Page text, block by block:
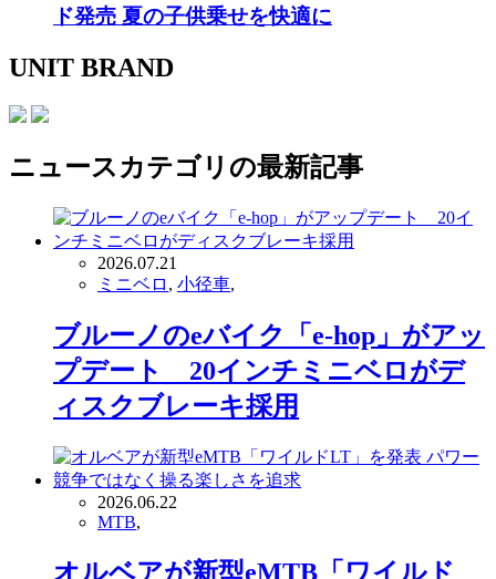
ド発売 夏の子供乗せを快適に
UNIT BRAND
ニュース カテゴリの最新記事
2026.07.21
ミニベロ , 小径車,
ブルーノのeバイク「e-hop」がアッ
プデート 20インチミニベロがデ
ィスクブレーキ採用
2026.06.22
MTB,
オルベアが新型eMTB「ワイルド